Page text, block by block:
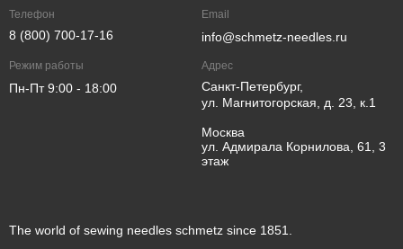
The world of sewing needles schmetz since 1851.
Телефон
8 (800) 700-17-16
Email
info@schmetz-needles.ru
Режим работы
Пн-Пт 9:00 - 18:00
Адрес
Санкт-Петербург,
ул. Магнитогорская, д. 23, к.1
Москва
ул. Адмирала Корнилова, 61, 3
этаж